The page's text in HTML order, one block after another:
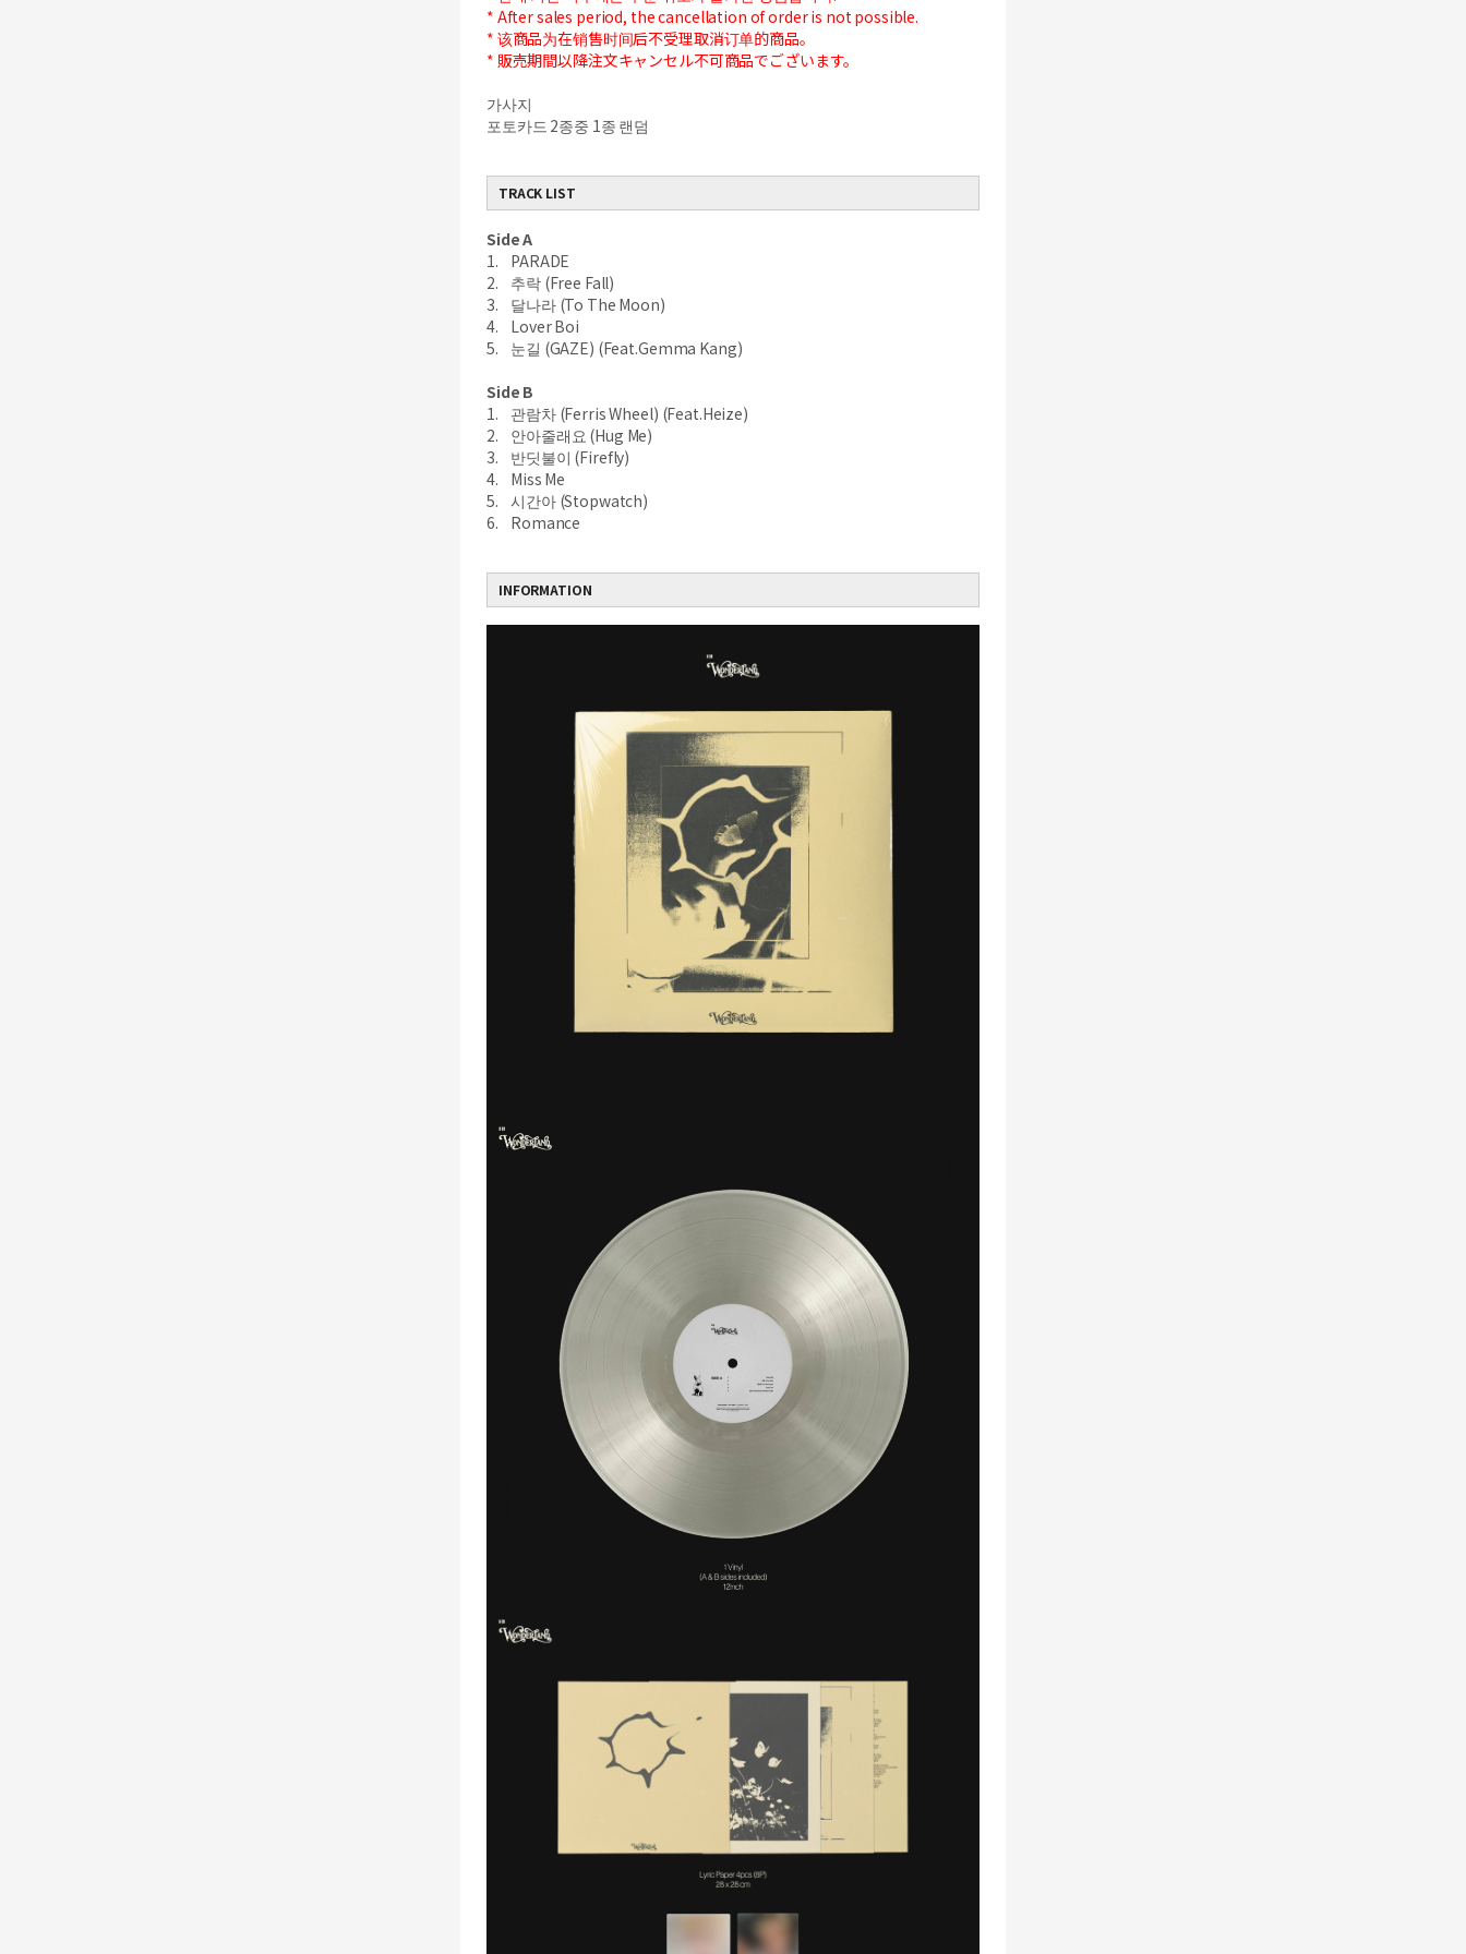
* After sales period, the cancellation of order is not possible.
* 该商品为在销售时间后不受理取消订单的商品。
* 販売期間以降注文キャンセル不可商品でございます。
가사지
포토카드 2종중 1종 랜덤
TRACK LIST
Side A
1. PARADE
2. 추락 (Free Fall)
3. 달나라 (To The Moon)
4. Lover Boi
5. 눈길 (GAZE) (Feat.Gemma Kang)
Side B
1. 관람차 (Ferris Wheel) (Feat.Heize)
2. 안아줄래요 (Hug Me)
3. 반딧불이 (Firefly)
4. Miss Me
5. 시간아 (Stopwatch)
6. Romance
INFORMATION